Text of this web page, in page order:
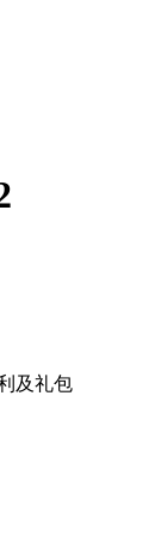
及礼包